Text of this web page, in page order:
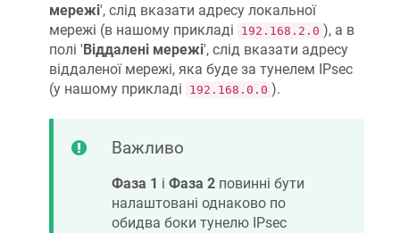
мережі', слід вказати адресу локальної
мережі (в нашому прикладі
192.168.2.0 ), а в
полі 'Віддалені мережі', слід вказати адресу
віддаленої мережі, яка буде за тунелем IPsec
(у нашому прикладі
192.168.0.0 ).
Важливо
Фаза 1 і Фаза 2 повинні бути
налаштовані однаково по
обидва боки тунелю IPsec